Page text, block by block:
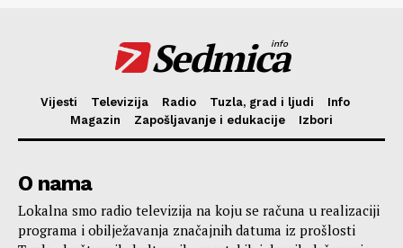
Sedmica
info
Vijesti Televizija Radio Tuzla, grad i ljudi
Info
Magazin
Zapošljavanje i edukacije Izbori
O nama
Lokalna smo radio televizija na koju se računa u realizaciji
programa i obilježavanja značajnih datuma iz prošlosti